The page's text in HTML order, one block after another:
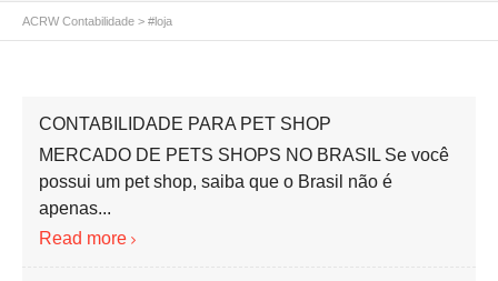
ACRW Contabilidade > #loja
CONTABILIDADE PARA PET SHOP
MERCADO DE PETS SHOPS NO BRASIL Se você
possui um pet shop, saiba que o Brasil não é
apenas...
Read more